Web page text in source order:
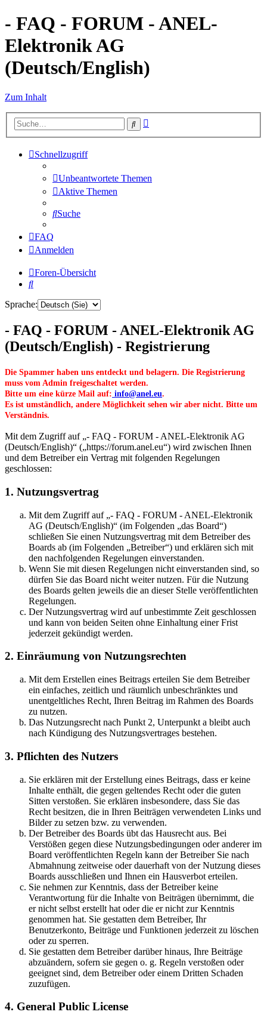
- FAQ - FORUM - ANEL-
Elektronik AG
(Deutsch/English)
Zum Inhalt
Suche
Schnellzugriff
Unbeantwortete Themen
Aktive Themen
Suche
FAQ
Anmelden
Foren-Übersicht
Suche
Sprache:
- FAQ - FORUM - ANEL-Elektronik AG
(Deutsch/English) - Registrierung
Die Spammer haben uns entdeckt und belagern. Die Registrierung
muss vom Admin freigeschaltet werden.
Bitte um eine kürze Mail auf: info@anel.eu.
Es ist umständlich, andere Möglichkeit sehen wir aber nicht. Bitte um
Verständnis.
Mit dem Zugriff auf „- FAQ - FORUM - ANEL-Elektronik AG
(Deutsch/English)“ („https://forum.anel.eu“) wird zwischen Ihnen
und dem Betreiber ein Vertrag mit folgenden Regelungen
geschlossen:
1. Nutzungsvertrag
Mit dem Zugriff auf „- FAQ - FORUM - ANEL-Elektronik
AG (Deutsch/English)“ (im Folgenden „das Board“)
schließen Sie einen Nutzungsvertrag mit dem Betreiber des
Boards ab (im Folgenden „Betreiber“) und erklären sich mit
den nachfolgenden Regelungen einverstanden.
Wenn Sie mit diesen Regelungen nicht einverstanden sind, so
dürfen Sie das Board nicht weiter nutzen. Für die Nutzung
des Boards gelten jeweils die an dieser Stelle veröffentlichten
Regelungen.
Der Nutzungsvertrag wird auf unbestimmte Zeit geschlossen
und kann von beiden Seiten ohne Einhaltung einer Frist
jederzeit gekündigt werden.
2. Einräumung von Nutzungsrechten
Mit dem Erstellen eines Beitrags erteilen Sie dem Betreiber
ein einfaches, zeitlich und räumlich unbeschränktes und
unentgeltliches Recht, Ihren Beitrag im Rahmen des Boards
zu nutzen.
Das Nutzungsrecht nach Punkt 2, Unterpunkt a bleibt auch
nach Kündigung des Nutzungsvertrages bestehen.
3. Pflichten des Nutzers
Sie erklären mit der Erstellung eines Beitrags, dass er keine
Inhalte enthält, die gegen geltendes Recht oder die guten
Sitten verstoßen. Sie erklären insbesondere, dass Sie das
Recht besitzen, die in Ihren Beiträgen verwendeten Links und
Bilder zu setzen bzw. zu verwenden.
Der Betreiber des Boards übt das Hausrecht aus. Bei
Verstößen gegen diese Nutzungsbedingungen oder anderer im
Board veröffentlichten Regeln kann der Betreiber Sie nach
Abmahnung zeitweise oder dauerhaft von der Nutzung dieses
Boards ausschließen und Ihnen ein Hausverbot erteilen.
Sie nehmen zur Kenntnis, dass der Betreiber keine
Verantwortung für die Inhalte von Beiträgen übernimmt, die
er nicht selbst erstellt hat oder die er nicht zur Kenntnis
genommen hat. Sie gestatten dem Betreiber, Ihr
Benutzerkonto, Beiträge und Funktionen jederzeit zu löschen
oder zu sperren.
Sie gestatten dem Betreiber darüber hinaus, Ihre Beiträge
abzuändern, sofern sie gegen o. g. Regeln verstoßen oder
geeignet sind, dem Betreiber oder einem Dritten Schaden
zuzufügen.
4. General Public License